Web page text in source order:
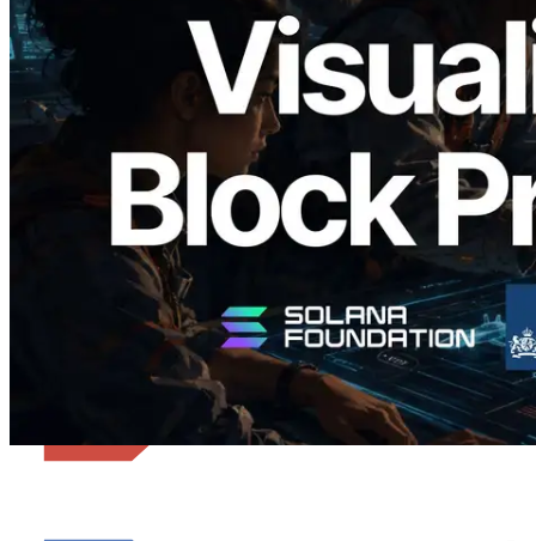
Validators Solutions เปิดตัว Solana Block
Analyzer — แสดงเวลาการผลิตบล็อก
ระดับ slot และบาลิเดเตอร์ที่รับผิดชอบ